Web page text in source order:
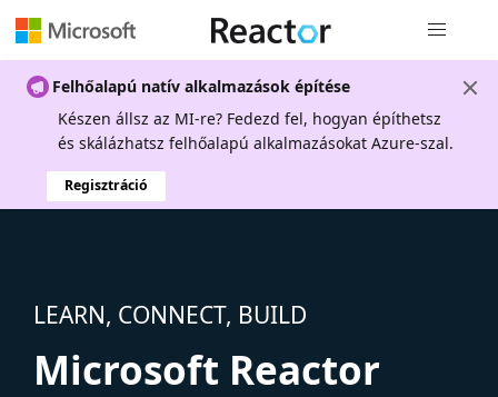
Felhőalapú natív alkalmazások építése
Készen állsz az MI-re? Fedezd fel, hogyan építhetsz
és skálázhatsz felhőalapú alkalmazásokat Azure-szal.
Regisztráció
LEARN, CONNECT, BUILD
Microsoft Reactor